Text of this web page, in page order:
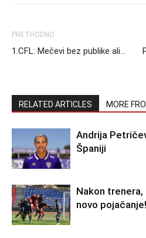
PRETHODNO
1.CFL: Mečevi bez publike ali…
RELATED ARTICLES MORE
Andrija
Španiji
Nakon
novo pojačanje!